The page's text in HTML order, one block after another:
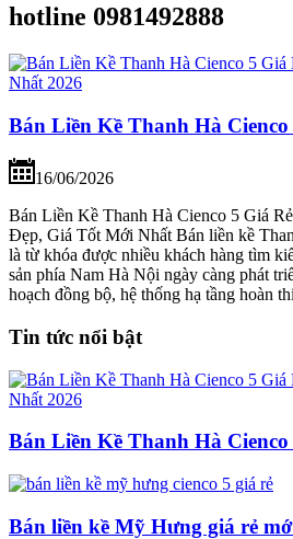
hotline 0981492888
Bán Liền Kề Thanh Hà Cienco
16/06/2026
Bán Liền Kề Thanh Hà Cienco 5 Giá
Đẹp, Giá Tốt Mới Nhất Bán liền kề
là từ khóa được nhiều khách hàng tìm
sản phía Nam Hà Nội ngày càng phát
hoạch đồng bộ, hệ thống hạ tầng hoàn
Tin tức nổi bật
Bán Liền Kề Thanh Hà Cienco
Bán liền kề Mỹ Hưng giá rẻ